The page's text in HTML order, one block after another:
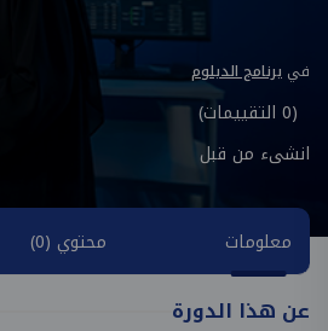
في برنامج الدبلوم
(0 التقييمات)
انشىء من قبل
معلومات محتوي (0)
عن هذا الدورة